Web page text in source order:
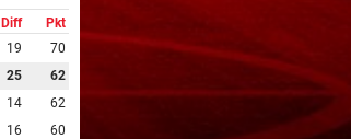
Diff
Pkt
19
70
25
62
14
62
16
60